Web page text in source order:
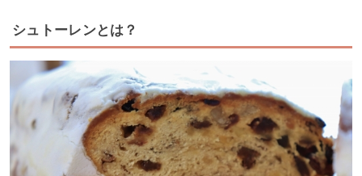
シュトーレンとは？